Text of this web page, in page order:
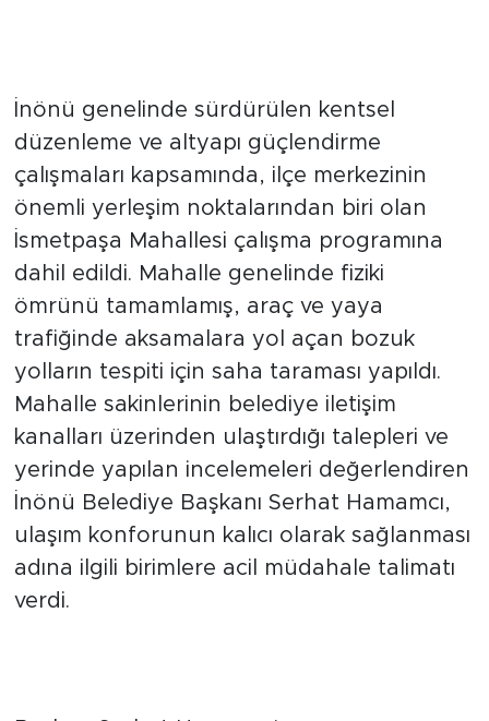
İnönü genelinde sürdürülen kentsel
düzenleme ve altyapı güçlendirme
çalışmaları kapsamında, ilçe merkezinin
önemli yerleşim noktalarından biri olan
İsmetpaşa Mahallesi çalışma programına
dahil edildi. Mahalle genelinde fiziki
ömrünü tamamlamış, araç ve yaya
trafiğinde aksamalara yol açan bozuk
yolların tespiti için saha taraması yapıldı.
Mahalle sakinlerinin belediye iletişim
kanalları üzerinden ulaştırdığı talepleri ve
yerinde yapılan incelemeleri değerlendiren
İnönü Belediye Başkanı Serhat Hamamcı,
ulaşım konforunun kalıcı olarak sağlanması
adına ilgili birimlere acil müdahale talimatı